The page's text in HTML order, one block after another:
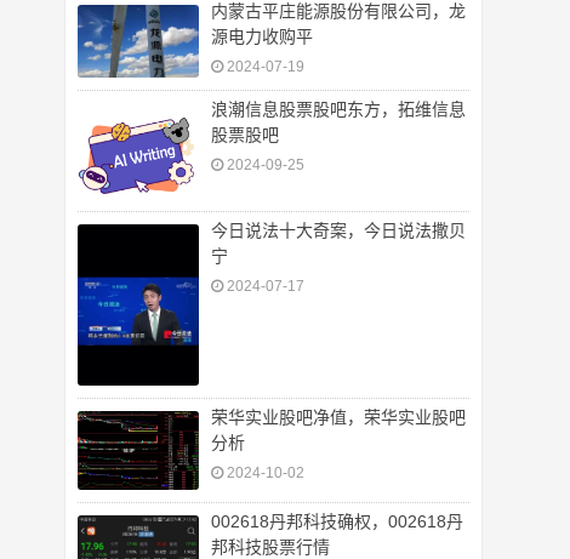
内蒙古平庄能源股份有限公司，龙
源电力收购平
2024-07-19
浪潮信息股票股吧东方，拓维信息
股票股吧
2024-09-25
今日说法十大奇案，今日说法撒贝
宁
2024-07-17
荣华实业股吧净值，荣华实业股吧
分析
2024-10-02
002618丹邦科技确权，002618丹
邦科技股票行情